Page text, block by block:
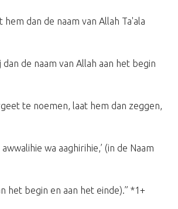
hem dan de naam van Allah Ta'ala
dan de naam van Allah aan het begin
te noemen, laat hem dan zeggen,
wa aaghirihie,’ (in de Naam
het begin en aan het einde).” *1+